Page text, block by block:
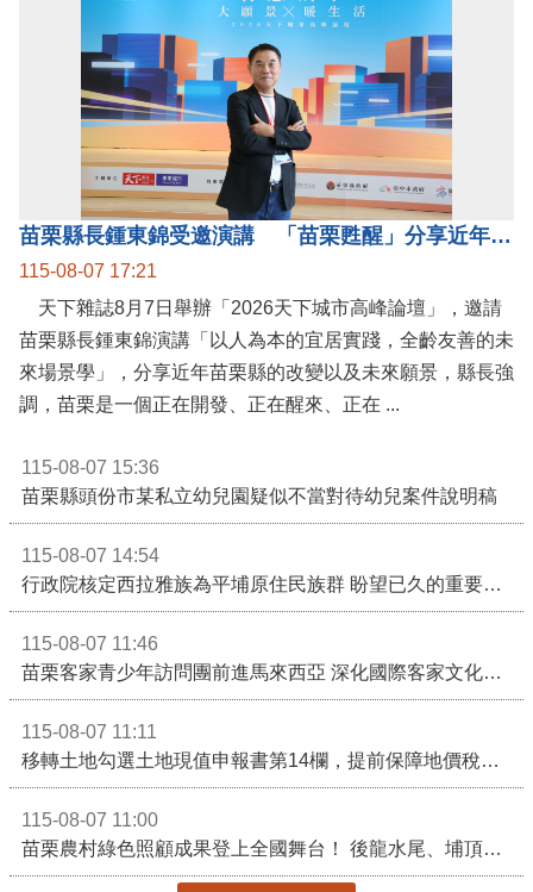
苗栗縣長鍾東錦受邀演講 「苗栗甦醒」分享近年轉變
115-08-07 17:21
天下雜誌8月7日舉辦「2026天下城市高峰論壇」，邀請
苗栗縣長鍾東錦演講「以人為本的宜居實踐，全齡友善的未
來場景學」，分享近年苗栗縣的改變以及未來願景，縣長強
調，苗栗是一個正在開發、正在醒來、正在 ...
115-08-07 15:36
苗栗縣頭份市某私立幼兒園疑似不當對待幼兒案件說明稿
115-08-07 14:54
行政院核定西拉雅族為平埔原住民族群 盼望已久的重要時刻到來！8月13日起受理民族成員名冊登記
115-08-07 11:46
苗栗客家青少年訪問團前進馬來西亞 深化國際客家文化交流
115-08-07 11:11
移轉土地勾選土地現值申報書第14欄，提前保障地價稅節稅權益
115-08-07 11:00
苗栗農村綠色照顧成果登上全國舞台！ 後龍水尾、埔頂社區前進2026高齡健康產業博覽會